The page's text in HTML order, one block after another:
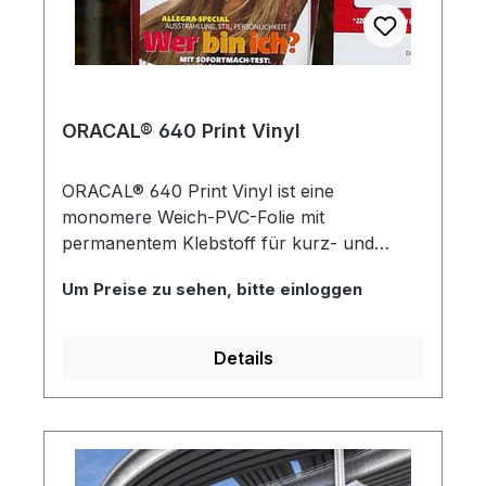
ORACAL® 640 Print Vinyl
ORACAL® 640 Print Vinyl ist eine
monomere Weich-PVC-Folie mit
permanentem Klebstoff für kurz- und
und Dekorationen im Außenbereich. Im
Empfohlen wird Siebdruck. Für Flexo- und
erforderlich.
Um Preise zu sehen, bitte einloggen
Details